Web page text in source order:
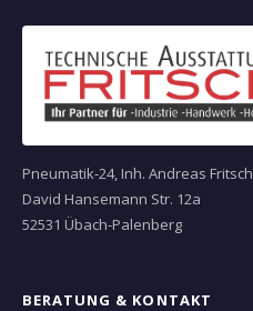
Pneumatik-24, Inh. Andreas Fritsch
David Hansemann Str. 12a
52531 Übach-Palenberg
BERATUNG & KONTAKT